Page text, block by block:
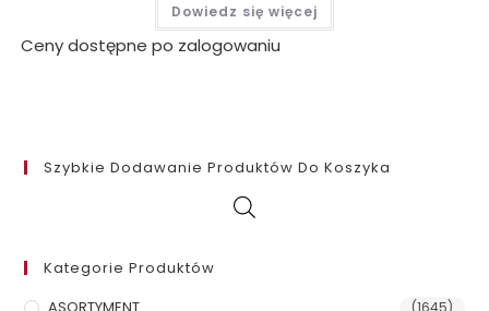
Dowiedz się więcej
Ceny dostępne po zalogowaniu
Szybkie Dodawanie Produktów Do Koszyka
Kategorie Produktów